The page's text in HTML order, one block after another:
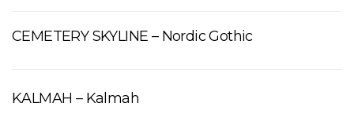
CEMETERY SKYLINE – Nordic Gothic
KALMAH – Kalmah